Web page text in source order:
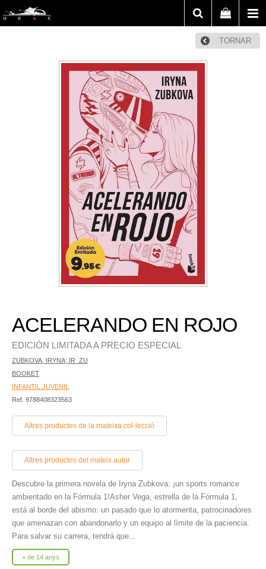
TORNAR
ACELERANDO EN ROJO
EDICIÓN LIMITADA A PRECIO ESPECIAL
ZUBKOVA, IRYNA; IR_ZU
BOOKET
INFANTIL JUVENIL
Ref. 9788408323563
Altres productes de la mateixa col·lecció
Altres productes del mateix autor
Descubre la primera novela de Iryna Zubkova: ¡un sports romance
ambientado en la Fórmula 1!Asher Vega, estrella de la Fórmula 1,
está al borde del abismo: un pasado que lo atormenta, patrocinadores
que amenazan con abandonarlo y un equipo al límite de la paciencia.
Para salvar su carrera, tendrá que...
+ de 14 anys